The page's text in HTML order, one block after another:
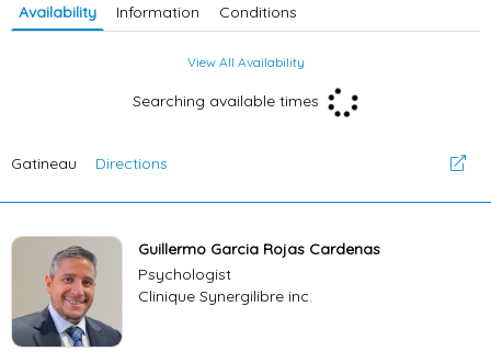
Availability Information Conditions
View All Availability
Searching available times
Gatineau Directions
Guillermo Garcia Rojas Cardenas
Psychologist
Clinique Synergilibre inc.